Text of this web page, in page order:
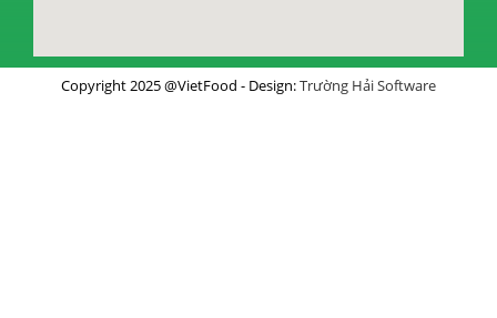
Copyright 2025 @VietFood - Design:Trường Hải Software